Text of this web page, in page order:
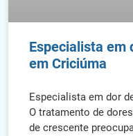
Especialista em
em Criciúma
Especialista em dor
O tratamento de
de crescente